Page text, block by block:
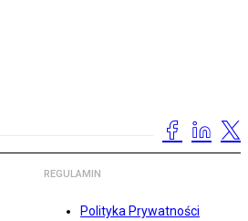
REGULAMIN
Polityka Prywatności